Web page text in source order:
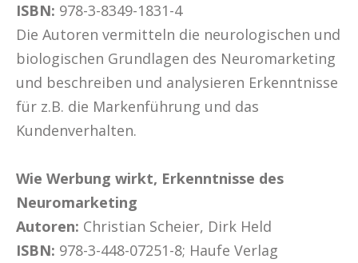
ISBN: 978-3-8349-1831-4
Die Autoren vermitteln die neurologischen und
biologischen Grundlagen des Neuromarketing
und beschreiben und analysieren Erkenntnisse
für z.B. die Markenführung und das
Kundenverhalten.
Wie Werbung wirkt, Erkenntnisse des
Neuromarketing
Autoren: Christian Scheier, Dirk Held
ISBN: 978-3-448-07251-8; Haufe Verlag